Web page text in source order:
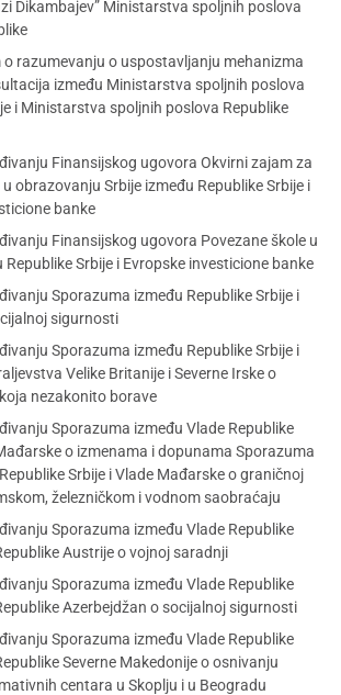
Dikambajev” Ministarstva spoljnih poslova
razumevanju o uspostavljanju mehanizma
između Ministarstva spoljnih poslova
i Ministarstva spoljnih poslova Republike
Finansijskog ugovora Okvirni zajam za
obrazovanju Srbije između Republike Srbije i
banke
Finansijskog ugovora Povezane škole u
Republike Srbije i Evropske investicione banke
Sporazuma između Republike Srbije i
sigurnosti
Sporazuma između Republike Srbije i
Velike Britanije i Severne Irske o
nezakonito borave
Sporazuma između Vlade Republike
o izmenama i dopunama Sporazuma
Srbije i Vlade Mađarske o graničnoj
železničkom i vodnom saobraćaju
Sporazuma između Vlade Republike
Austrije o vojnoj saradnji
Sporazuma između Vlade Republike
Azerbejdžan o socijalnoj sigurnosti
Sporazuma između Vlade Republike
Severne Makedonije o osnivanju
centara u Skoplju i u Beogradu